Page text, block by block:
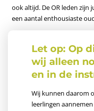
Let op: Op
wij alleen
en in de
Wij kunnen daarom
leerlingen
ook altijd. De OR leden zijn
een aantal enthousiaste
Voor de ouders
Schooltijden